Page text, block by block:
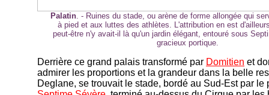
Palatin. - Ruines du stade, ou arène de forme allongée qui
à pied et aux luttes des athlètes. L'attribution en est
peut-être n'y avait-il là qu'un jardin élégant, entouré sous
gracieux portique.
Derrière ce grand palais transformé par Domitien et
admirer les proportions et la grandeur dans la belle
Deglane, se trouvait le stade, bordé au Sud-Est par le